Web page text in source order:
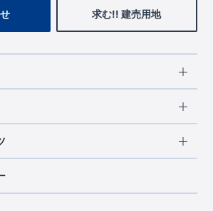
求む!! 建売用地
県